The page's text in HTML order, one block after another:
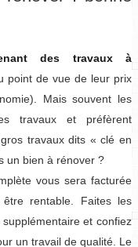
des travaux à
point de vue de leur prix
Mais souvent les
travaux et préfèrent
travaux dits « clé en
un bien à rénover ?
vous sera facturée
rentable. Faites les
et confiez
un travail de qualité. Le